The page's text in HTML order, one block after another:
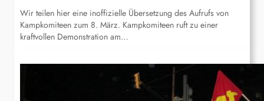
Wir teilen hier eine inoffizielle Übersetzung des Aufrufs von
Kampkomiteen zum 8. März. Kampkomiteen ruft zu einer
kraftvollen Demonstration am…